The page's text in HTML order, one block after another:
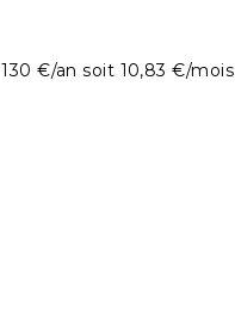
130 €/an soit 10,83 €/mois